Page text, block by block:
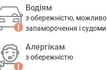
Водіям
з обережністю, можливо
запаморочення і судоми
Алергікам
з обережністю